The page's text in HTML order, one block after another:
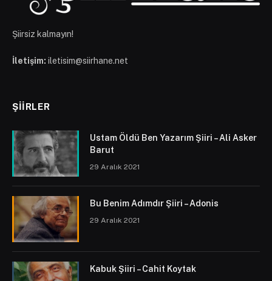
Şiirsiz kalmayın!
İletişim: iletisim@siirhane.net
ŞIIRLER
Ustam Öldü Ben Yazarım Şiiri – Ali Asker
Barut
29 Aralık 2021
Bu Benim Adımdır Şiiri – Adonis
29 Aralık 2021
Kabuk Şiiri – Cahit Koytak